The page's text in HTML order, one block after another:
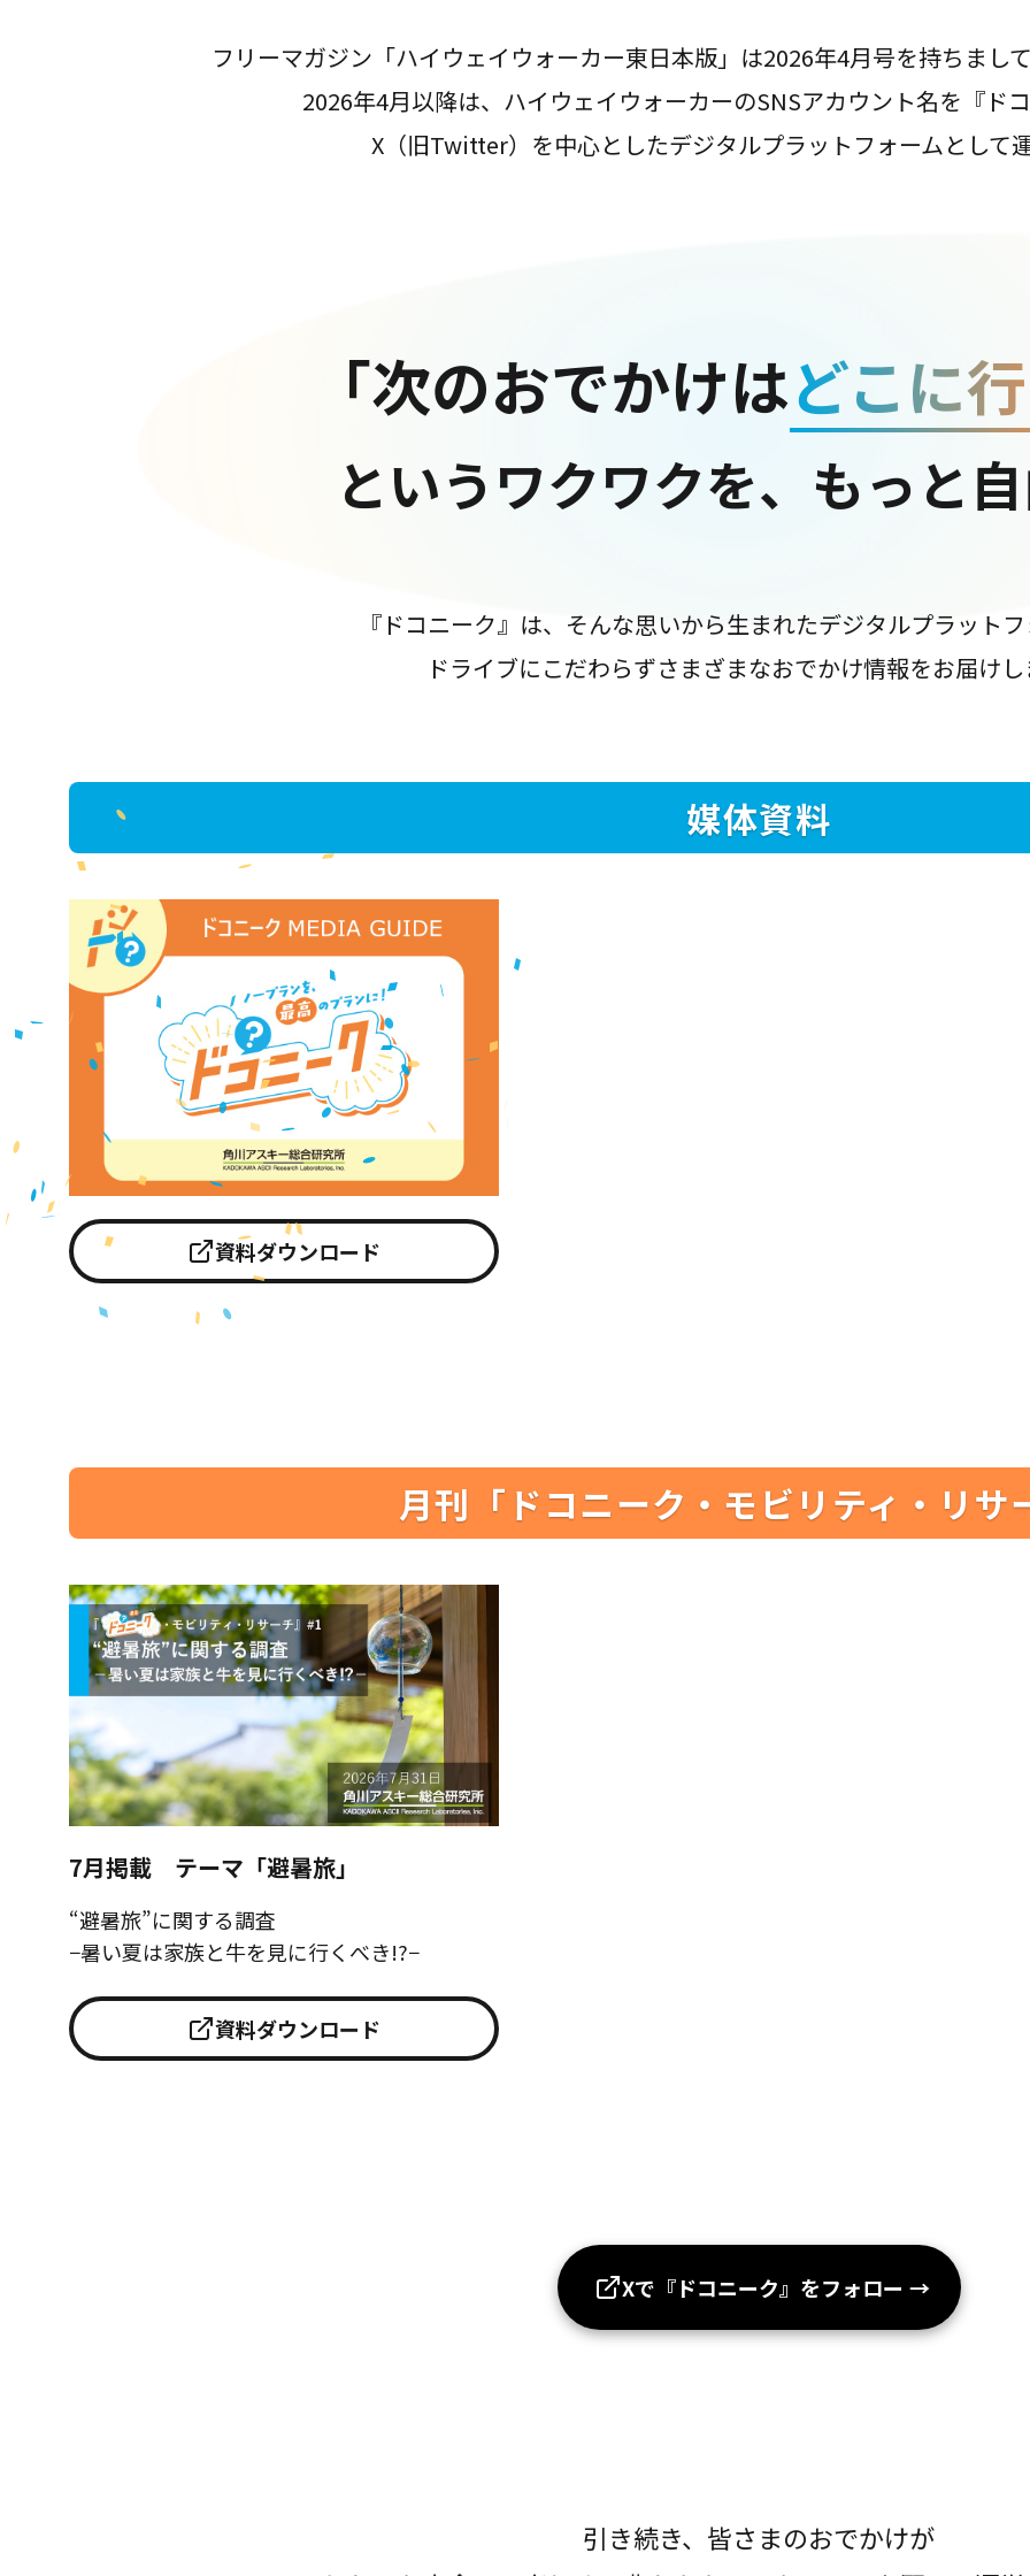
フリーマガジン「ハイウェイウォーカー東日本版」は2026年4月号を持ちまし
2026年4月以降は、ハイウェイウォーカーのSNSアカウント名を『ド
X（旧Twitter）を中心としたデジタルプラットフォームとして
「次のおでかけはどこに
というワクワクを、もっと
『ドコニーク』は、そんな思いから生まれたデジタルプラット
ドライブにこだわらずさまざまなおでかけ情報をお届け
媒体資料
資料ダウンロード
月刊「ドコニーク・モビリティ・リサ
7月掲載 テーマ「避暑旅」
“避暑旅”に関する調査
−暑い夏は家族と牛を見に行くべき!?−
資料ダウンロード
Xで『ドコニーク』をフォロー →
引き続き、皆さまのおでかけが